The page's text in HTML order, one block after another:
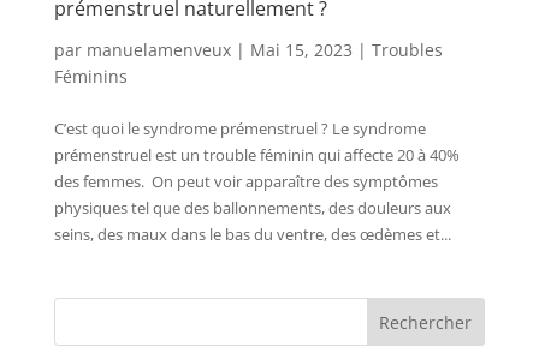
prémenstruel naturellement ?
par manuelamenveux| Mai 15, 2023 | Troubles
Féminins
C’est quoi le syndrome prémenstruel ? Le syndrome
prémenstruel est un trouble féminin qui affecte 20 à 40%
des femmes. On peut voir apparaître des symptômes
physiques tel que des ballonnements, des douleurs aux
seins, des maux dans le bas du ventre, des œdèmes et...